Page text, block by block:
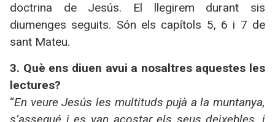
doctrina de Jesús. El llegirem durant sis
diumenges seguits. Són els capítols 5, 6 i 7 de
sant Mateu.
3. Què ens diuen avui a nosaltres aquestes les
lectures?
“En veure Jesús les multituds pujà a la muntanya,
s’assegué i es van acostar els seus deixebles, i